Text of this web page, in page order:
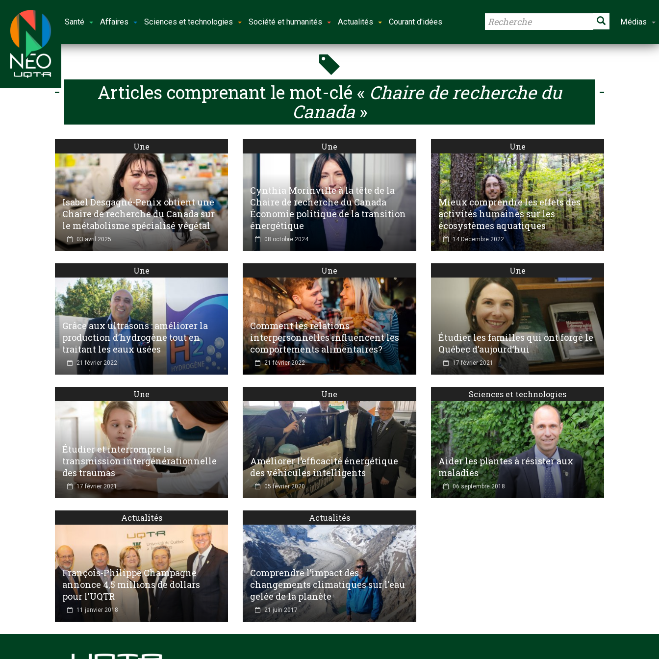
Santé Affaires Sciences et technologies Société et humanités Actualités Courant d'idées Médias
Articles comprenant le mot-clé « Chaire de recherche du
Canada »
Une
Isabel Desgagné-Penix obtient une
Chaire de recherche du Canada sur
le métabolisme spécialisé végétal
03 avril 2025
Une
Cynthia Morinville à la tête de la
Chaire de recherche du Canada
Économie politique de la transition
énergétique
08 octobre 2024
Une
Mieux comprendre les effets des
activités humaines sur les
écosystèmes aquatiques
14 Décembre 2022
Une
Grâce aux ultrasons : améliorer la
production d’hydrogène tout en
traitant les eaux usées
21 février 2022
Une
Comment les relations
interpersonnelles influencent les
comportements alimentaires?
21 février 2022
Une
Étudier les familles qui ont forgé le
Québec d’aujourd’hui
17 février 2021
Une
Étudier et interrompre la
transmission intergénérationnelle
des traumas
17 février 2021
Une
Améliorer l’efficacité énergétique
des véhicules intelligents
05 février 2020
Sciences et technologies
Aider les plantes à résister aux
maladies
06 septembre 2018
Actualités
François-Philippe Champagne
annonce 4,5 millions de dollars
pour l'UQTR
11 janvier 2018
Actualités
Comprendre l’impact des
changements climatiques sur l'eau
gelée de la planète
21 juin 2017